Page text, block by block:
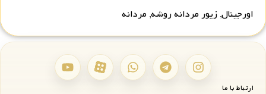
اورجینال, زیور مردانه روشه, مردانه
ارتباط با ما